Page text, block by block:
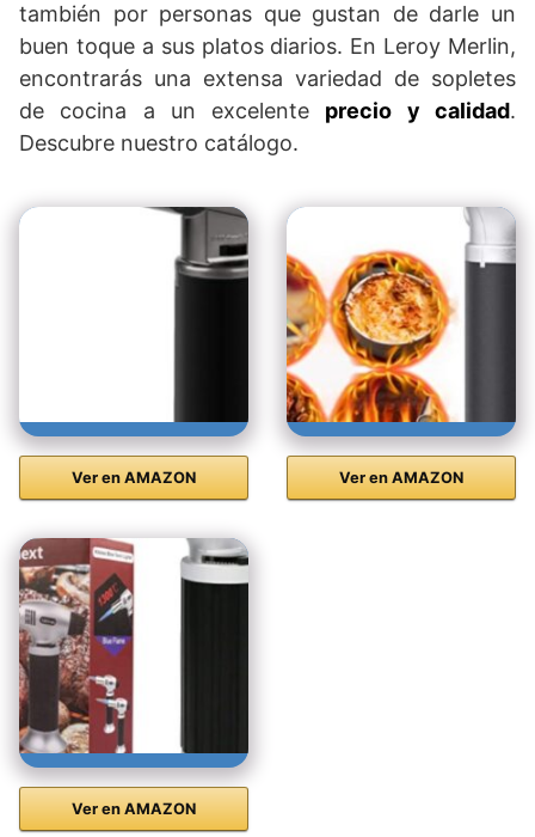
también por personas que gustan de darle un
buen toque a sus platos diarios. En Leroy Merlin,
encontrarás una extensa variedad de sopletes
de cocina a un excelente precio y calidad.
Descubre nuestro catálogo.
Ver en AMAZON Ver en AMAZON
Ver en AMAZON